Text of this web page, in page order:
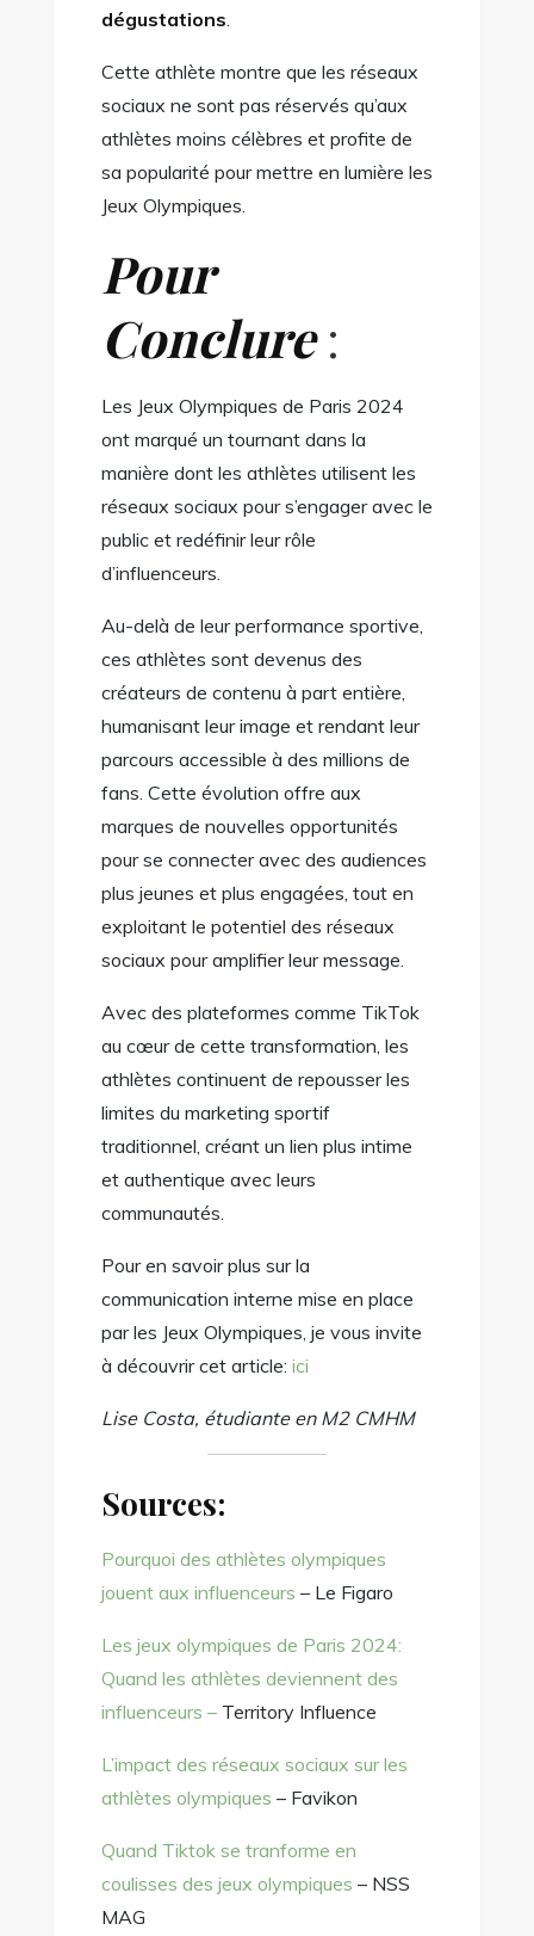
dégustations.
Cette athlète montre que les réseaux
sociaux ne sont pas réservés qu’aux
athlètes moins célèbres et profite de
sa popularité pour mettre en lumière les
Jeux Olympiques.
Pour
Conclure:
Les Jeux Olympiques de Paris 2024
ont marqué un tournant dans la
manière dont les athlètes utilisent les
réseaux sociaux pour s’engager avec le
public et redéfinir leur rôle
d’influenceurs.
Au-delà de leur performance sportive,
ces athlètes sont devenus des
créateurs de contenu à part entière,
humanisant leur image et rendant leur
parcours accessible à des millions de
fans. Cette évolution offre aux
marques de nouvelles opportunités
pour se connecter avec des audiences
plus jeunes et plus engagées, tout en
exploitant le potentiel des réseaux
sociaux pour amplifier leur message.
Avec des plateformes comme TikTok
au cœur de cette transformation, les
athlètes continuent de repousser les
limites du marketing sportif
traditionnel, créant un lien plus intime
et authentique avec leurs
communautés.
Pour en savoir plus sur la
communication interne mise en place
par les Jeux Olympiques, je vous invite
à découvrir cet article: ici
Lise Costa, étudiante en M2 CMHM
Sources:
Pourquoi des athlètes olympiques
jouent aux influenceurs – Le Figaro
Les jeux olympiques de Paris 2024:
Quand les athlètes deviennent des
influenceurs – Territory Influence
L’impact des réseaux sociaux sur les
athlètes olympiques – Favikon
Quand Tiktok se tranforme en
coulisses des jeux olympiques – NSS
MAG